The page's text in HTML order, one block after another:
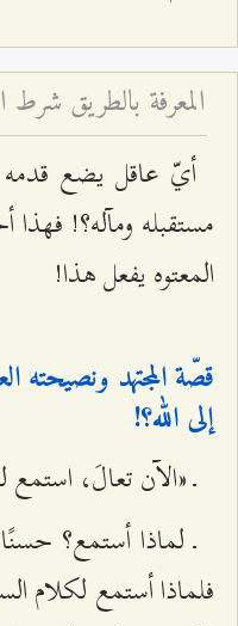
أيّ عاقل يضع
مستقبله ومآله؟!
المعتوه يفعل هذا!
قصّة المجتهد ونصيحته
إلى الله؟!
ـ «الآن تعالَ،
ـ لماذا أستمع؟
فلماذا أستمع لكلام